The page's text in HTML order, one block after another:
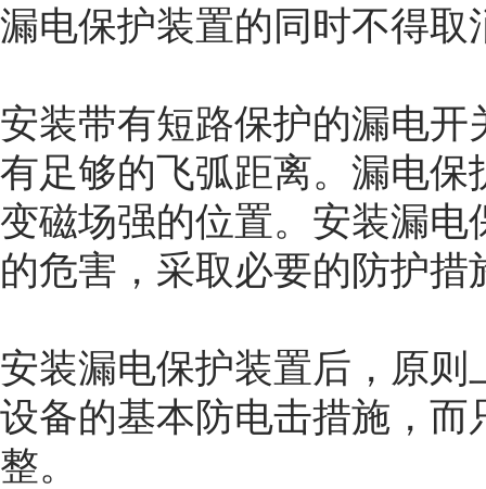
漏电保护装置的同时不得
安装带有短路保护的漏电
有足够的飞弧距离。漏电
变磁场强的位置。安装漏
的危害，采取必要的防护措
安装漏电保护装置后，原
设备的基本防电击措施，
整。